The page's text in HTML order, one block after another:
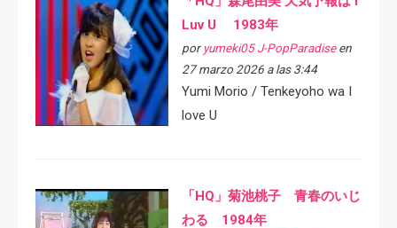
Luv U 1983年
por yumeki05 J-PopParadiseen
27 marzo 2026 a las 3:44
Yumi Morio / Tenkeyoho wa I
love U
「HQ」菊池桃子 青春のいじ
わる 1984年